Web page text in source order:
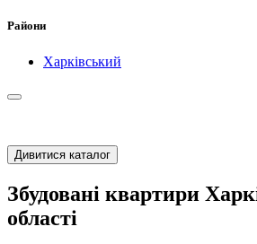
Райони
Харківський
Дивитися каталог
Збудовані квартири
області